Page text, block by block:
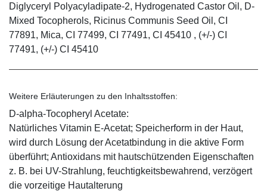
Diglyceryl Polyacyladipate-2, Hydrogenated Castor Oil, D-
Mixed Tocopherols, Ricinus Communis Seed Oil, CI
77891, Mica, CI 77499, CI 77491, CI 45410 , (+/-) CI
77491, (+/-) CI 45410
Weitere Erläuterungen zu den Inhaltsstoffen:
D-alpha-Tocopheryl Acetate:
Natürliches Vitamin E-Acetat; Speicherform in der Haut,
wird durch Lösung der Acetatbindung in die aktive Form
überführt; Antioxidans mit hautschützenden Eigenschaften
z. B. bei UV-Strahlung, feuchtigkeitsbewahrend, verzögert
die vorzeitige Hautalterung